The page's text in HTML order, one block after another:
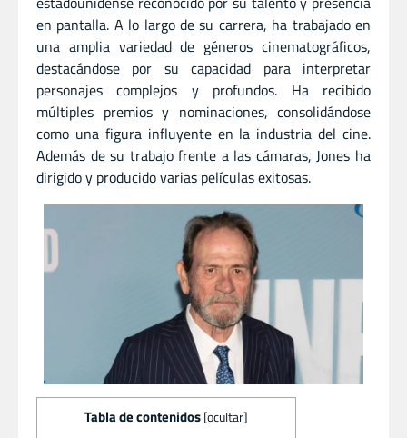
en pantalla. A lo largo de su carrera, ha trabajado en
una amplia variedad de géneros cinematográficos,
destacándose por su capacidad para interpretar
personajes complejos y profundos. Ha recibido
múltiples premios y nominaciones, consolidándose
como una figura influyente en la industria del cine.
Además de su trabajo frente a las cámaras, Jones ha
dirigido y producido varias películas exitosas.
Tabla de contenidos [ocultar]